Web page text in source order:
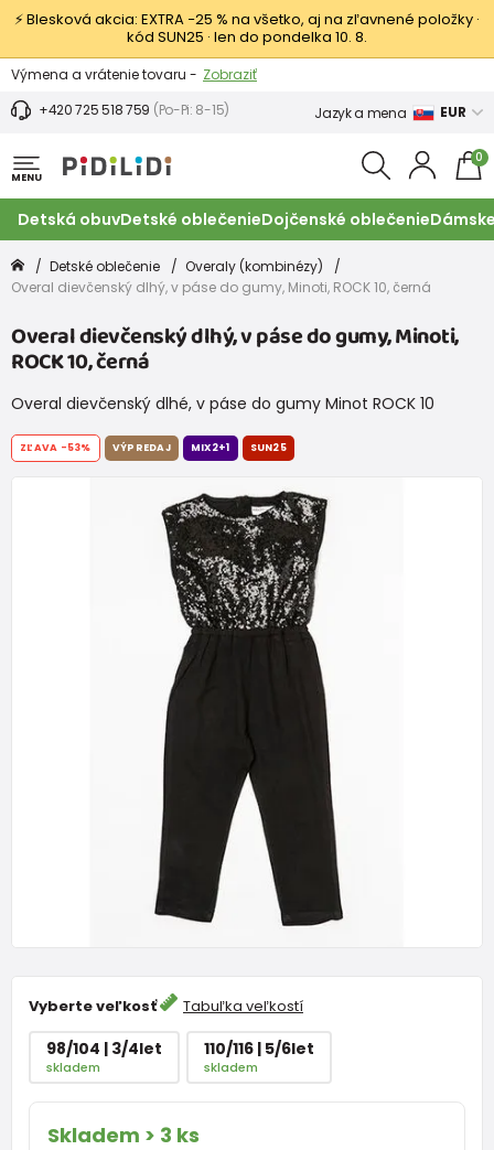
⚡ Blesková akcia: EXTRA −25 % na všetko, aj na zľavnené položky ·
kód SUN25 · len do pondelka 10. 8.
Výmena a vrátenie tovaru - Zobraziť
Zľava 3,80 EUR na prvý nákup - Podmienky
+420 725 518 759 (Po-Pi: 8-15) Jazyk a mena EUR
MENU
0
Detská obuvDetské oblečenieDojčenské oblečenie
Detské oblečenie
Overaly (kombinézy)
Overal dievčenský dlhý, v páse do gumy, Minoti, ROCK 10, černá
Overal dievčenský dlhý, v páse do gumy, Minoti,
ROCK 10, černá
Overal dievčenský dlhé, v páse do gumy Minot ROCK 10
Vyberte veľkosť Tabuľka veľkostí
98/104 | 3/4let
skladem
110/116 | 5/6let
skladem
Skladem > 3 ks
ZĽAVA -53% VÝPREDAJ MIX2+1 SUN25